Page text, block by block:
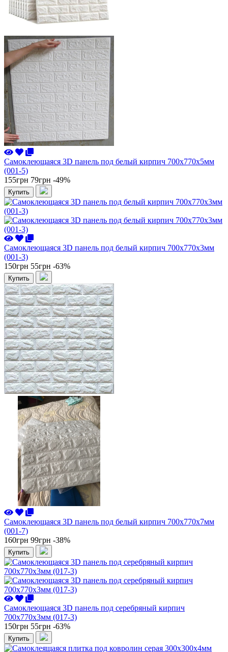
Самоклеющаяся 3D панель под белый кирпич 700x770x5мм
(001-5)
155грн 79грн -49%
Купить
Самоклеющаяся 3D панель под белый кирпич 700x770x3мм
(001-3)
150грн 55грн -63%
Купить
Самоклеющаяся 3D панель под белый кирпич 700x770x7мм
(001-7)
160грн 99грн -38%
Купить
Самоклеющаяся 3D панель под серебряный кирпич
700x770x3мм (017-3)
150грн 55грн -63%
Купить